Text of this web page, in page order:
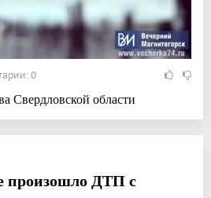
0
Свердловской области
произошло ДТП с